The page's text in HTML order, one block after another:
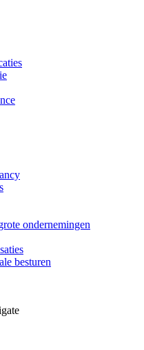
ondernemingen
besturen